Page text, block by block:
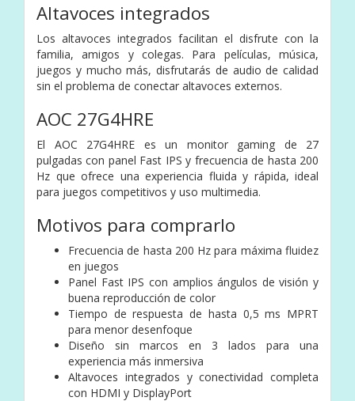
Altavoces integrados
Los altavoces integrados facilitan el disfrute con la
familia, amigos y colegas. Para películas, música,
juegos y mucho más, disfrutarás de audio de calidad
sin el problema de conectar altavoces externos.
AOC 27G4HRE
El AOC 27G4HRE es un monitor gaming de 27
pulgadas con panel Fast IPS y frecuencia de hasta 200
Hz que ofrece una experiencia fluida y rápida, ideal
para juegos competitivos y uso multimedia.
Motivos para comprarlo
Frecuencia de hasta 200 Hz para máxima fluidez
en juegos
Panel Fast IPS con amplios ángulos de visión y
buena reproducción de color
Tiempo de respuesta de hasta 0,5 ms MPRT
para menor desenfoque
Diseño sin marcos en 3 lados para una
experiencia más inmersiva
Altavoces integrados y conectividad completa
con HDMI y DisplayPort